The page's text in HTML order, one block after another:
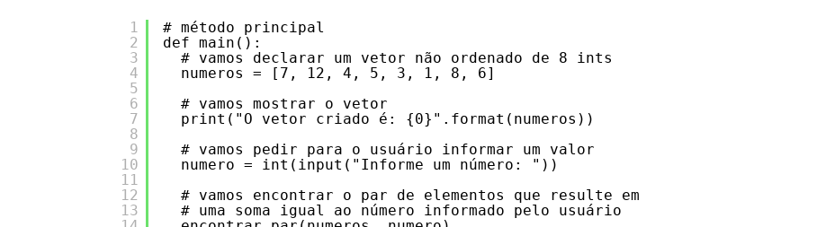
1
2
3
4
5
6
7
8
9
10
11
12
13
# método principal
def main():
# vamos declarar um vetor não ordenado de 8 ints
numeros = [7, 12, 4, 5, 3, 1, 8, 6]
# vamos mostrar o vetor
print("O vetor criado é: {0}".format(numeros))
# vamos pedir para o usuário informar um valor
numero = int(input("Informe um número: "))
# vamos encontrar o par de elementos que resulte em
# uma soma igual ao número informado pelo usuário